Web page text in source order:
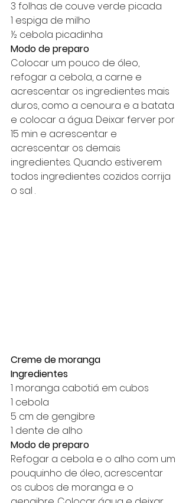
3 folhas de couve verde picada
1 espiga de milho
½ cebola picadinha
Modo de preparo
Colocar um pouco de óleo,
refogar a cebola, a carne e
acrescentar os ingredientes mais
duros, como a cenoura e a batata
e colocar a água. Deixar ferver por
15 min e acrescentar e
acrescentar os demais
ingredientes. Quando estiverem
todos ingredientes cozidos corrija
o sal .
Creme de moranga
Ingredientes
1 moranga cabotiá em cubos
1 cebola
5 cm de gengibre
1 dente de alho
Modo de preparo
Refogar a cebola e o alho com um
pouquinho de óleo, acrescentar
os cubos de moranga e o